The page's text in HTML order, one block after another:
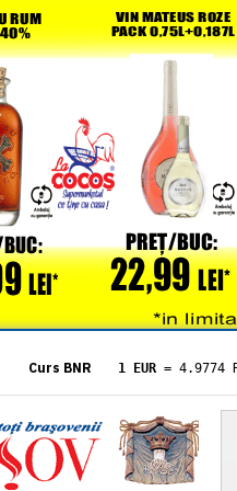
Curs BNR 1 EUR = 4.9774
= 5.8304
1 XAU= 464.4611
1 AED= 1.1933
1 AUD= 2.7957
1 BGN= 2.5449